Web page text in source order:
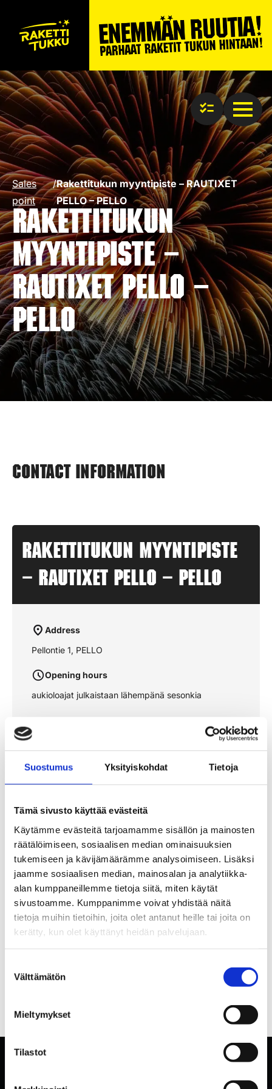
Suostumus Yksityiskohdat Tietoja
Tämä sivusto käyttää evästeitä
Käytämme evästeitä tarjoamamme sisällön ja mainosten
räätälöimiseen, sosiaalisen median ominaisuuksien
tukemiseen ja kävijämäärämme analysoimiseen. Lisäksi
jaamme sosiaalisen median, mainosalan ja analytiikka-
alan kumppaneillemme tietoja siitä, miten käytät
sivustoamme. Kumppanimme voivat yhdistää näitä
tietoja muihin tietoihin, joita olet antanut heille tai joita on
kerätty, kun olet käyttänyt heidän palvelujaan.
valinta
Välttämätön
Mieltymykset
Tilastot
Sales
point
/Rakettitukun myyntipiste – RAUTIXET
PELLO – PELLO
Rakettitukun
myyntipiste –
RAUTIXET PELLO –
PELLO
Contact information
Rakettitukun myyntipiste
– RAUTIXET PELLO – PELLO
Address
Pellontie 1, PELLO
Opening hours
aukioloajat julkaistaan lähempänä sesonkia